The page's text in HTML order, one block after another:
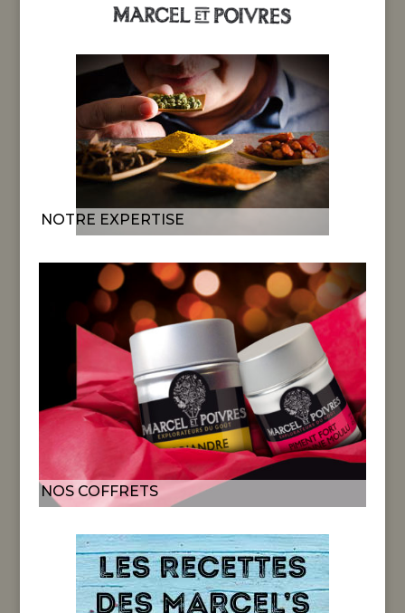
NOTRE EXPERTISE
NOS COFFRETS